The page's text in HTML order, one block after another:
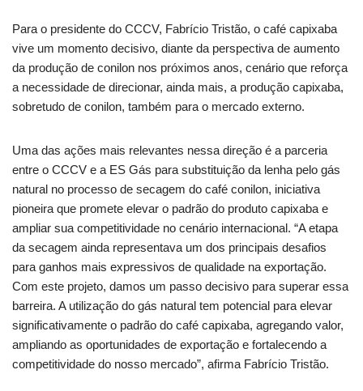
Para o presidente do CCCV, Fabrício Tristão, o café capixaba
vive um momento decisivo, diante da perspectiva de aumento
da produção de conilon nos próximos anos, cenário que reforça
a necessidade de direcionar, ainda mais, a produção capixaba,
sobretudo de conilon, também para o mercado externo.
Uma das ações mais relevantes nessa direção é a parceria
entre o CCCV e a ES Gás para substituição da lenha pelo gás
natural no processo de secagem do café conilon, iniciativa
pioneira que promete elevar o padrão do produto capixaba e
ampliar sua competitividade no cenário internacional. “A etapa
da secagem ainda representava um dos principais desafios
para ganhos mais expressivos de qualidade na exportação.
Com este projeto, damos um passo decisivo para superar essa
barreira. A utilização do gás natural tem potencial para elevar
significativamente o padrão do café capixaba, agregando valor,
ampliando as oportunidades de exportação e fortalecendo a
competitividade do nosso mercado”, afirma Fabrício Tristão.